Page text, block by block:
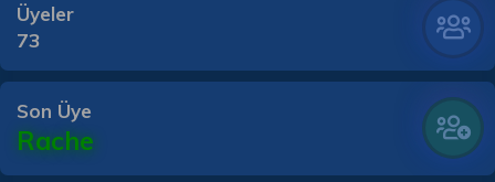
Üyeler
73
Son Üye
Rache